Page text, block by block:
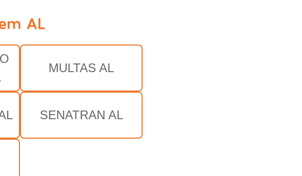
AL
MULTAS AL
SENATRAN AL